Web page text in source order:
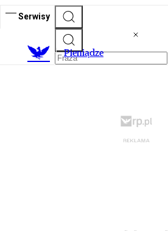
Serwisy
Pieniądze